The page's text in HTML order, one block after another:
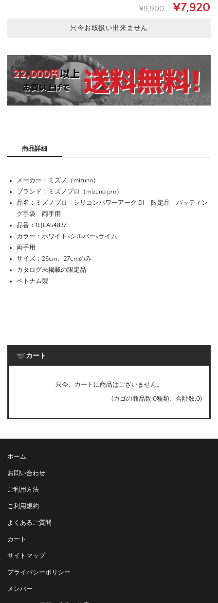
¥9,900 ¥7,920
只今お取扱い出来ません
商品詳細
メーカー：ミズノ（mizuno）
ブランド：ミズノプロ（mizuno pro）
品名：ミズノプロ シリコンパワーアーク DI 限定品 バッティン
グ手袋 両手用
品番：1EJEA54837
カラー：ホワイト×シルバー×ライム
両手用
サイズ：26cm、27cmのみ
カタログ未掲載の限定品
ベトナム製
カート
只今、カートに商品はございません。
(カゴの商品数:0種類、合計数:0)
ホーム
お問い合わせ
ご利用方法
ご利用規約
よくあるご質問
カート
サイトマップ
プライバシーポリシー
メンバー